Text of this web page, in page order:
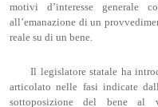
motivi d’interesse generale
all’emanazione di un
reale su di un bene.
Il legislatore statale ha
articolato nelle fasi indicate
sottoposizione del bene al